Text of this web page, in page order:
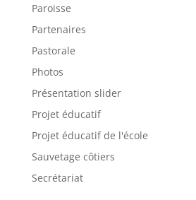
Paroisse
Partenaires
Pastorale
Photos
Présentation slider
Projet éducatif
Projet éducatif de l'école
Sauvetage côtiers
Secrétariat